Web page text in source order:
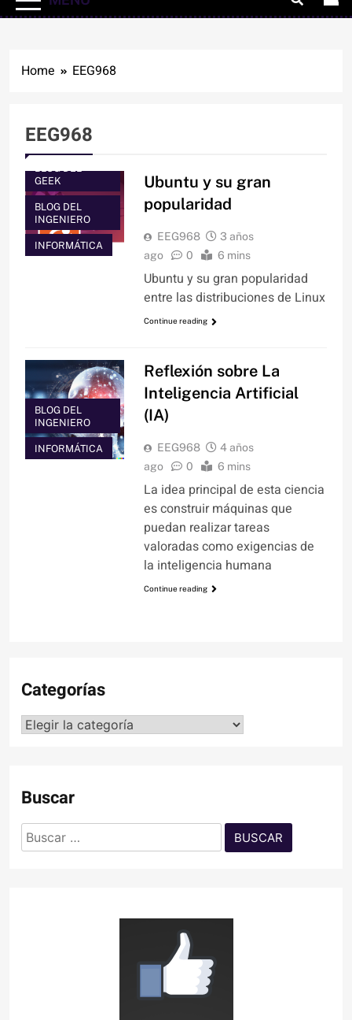
Home EEG968
EEG968
ARTÍCULOS
BLOG DEL
GEEK
BLOG DEL
INGENIERO
INFORMÁTICA
Ubuntu y su gran
popularidad
EEG968
3 años
ago
0 6 mins
Ubuntu y su gran popularidad
entre las distribuciones de Linux
Continue reading
BLOG DEL
INGENIERO
INFORMÁTICA
Reflexión sobre La
Inteligencia Artificial
(IA)
EEG968
4 años
ago
0 6 mins
La idea principal de esta ciencia
es construir máquinas que
puedan realizar tareas
valoradas como exigencias de
la inteligencia humana
Continue reading
Categorías
Categorías
Buscar
Buscar: